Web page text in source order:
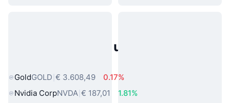
Populaire activa uit de echte
GoldGOLD € 3.608,49
0.17%
Nvidia CorpNVDA € 187,01
1.81%